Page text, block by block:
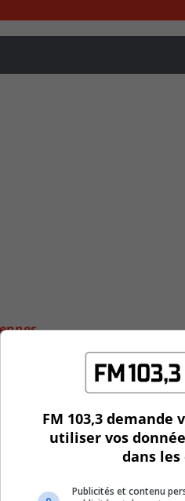
FM 103,3
utiliser vos
dans les
Publicités et contenu